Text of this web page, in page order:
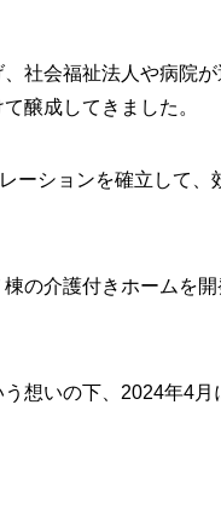
社会福祉法人や病院が
醸成してきました。
ーションを確立して、
の介護付きホームを開
想いの下、2024年4月